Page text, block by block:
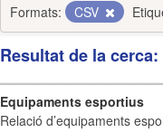
Formats:
CSV
Resultat de la
Equipaments esportius
Relació d’equipaments